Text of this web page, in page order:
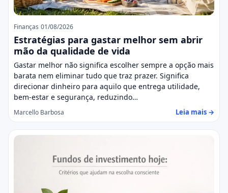
Finanças 01/08/2026
Estratégias para gastar melhor sem abrir
mão da qualidade de vida
Gastar melhor não significa escolher sempre a opção mais
barata nem eliminar tudo que traz prazer. Significa
direcionar dinheiro para aquilo que entrega utilidade,
bem-estar e segurança, reduzindo…
Marcello Barbosa Leia mais →